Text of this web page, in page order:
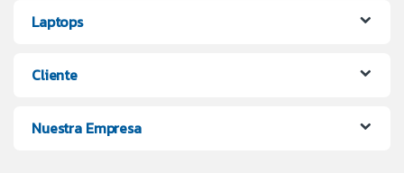
Laptops
Cliente
Nuestra Empresa